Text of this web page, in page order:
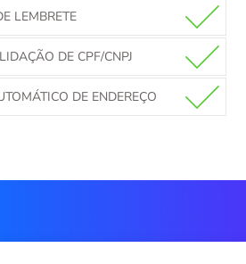
LEMBRETE
DE CPF/CNPJ
DE ENDEREÇO